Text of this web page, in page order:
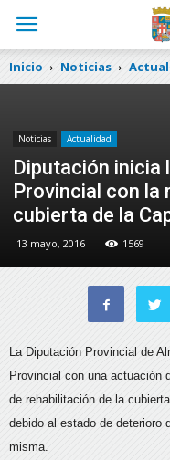
Inicio Noticias
Noticias Actualidad
Diputación inicia
Provincial con la
cubierta de la
13 mayo, 2016 1569
La Diputación Provincial de
Provincial con una actuación
de rehabilitación de la
debido al estado de deterioro
misma.